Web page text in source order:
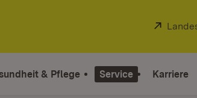
& Pflege Service Karriere